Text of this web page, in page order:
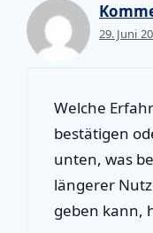
29. Juni
Welche
bestätigen
unten, was
längerer
geben kann,